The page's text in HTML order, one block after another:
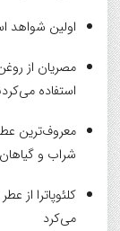
اولین شواهد استفاده از عطر
مصریان از
استفاده
شراب و
کلئوپاترا از
می‌کرد